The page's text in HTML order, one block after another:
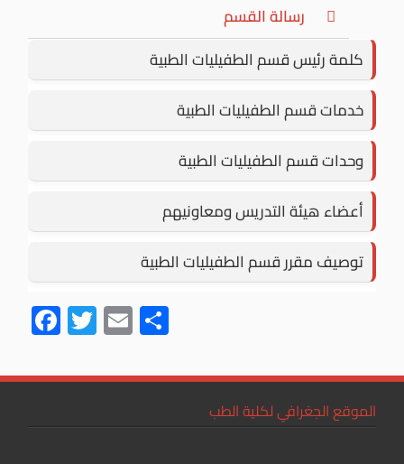
رسالة القسم
كلمة رئيس قسم الطفيليات الطبية
خدمات قسم الطفيليات الطبية
وحدات قسم الطفيليات الطبية
أعضاء هيئة التدريس ومعاونيهم
توصيف مقرر قسم الطفيليات الطبية
F
ac
e
o
T
wi
tt
E
m
ailar
الموقع الجغرافي لكلية الطب